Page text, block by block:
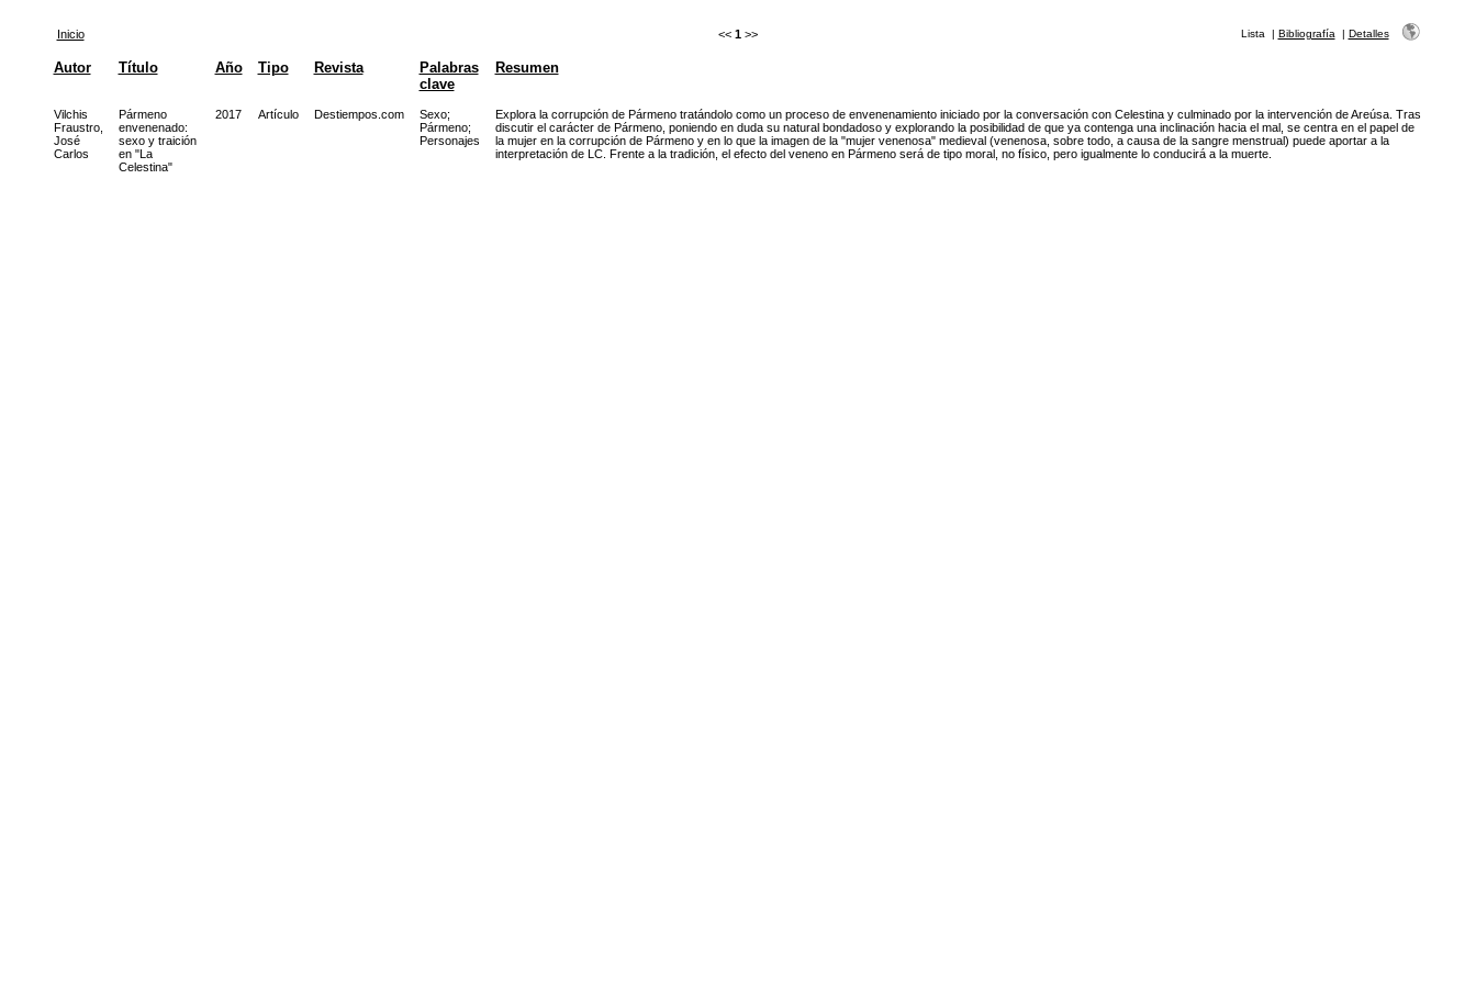
Inicio << 1 >> Lista | Bibliografía | Detalles
Autor Título Año Tipo Revista
Palabras
clave
Resumen
Vilchis
Fraustro,
José
Carlos
Pármeno
envenenado:
sexo y traición
en "La
Celestina"
2017 Artículo Destiempos.com Sexo;
Pármeno;
Personajes
Explora la corrupción de Pármeno tratándolo como un proceso de envenenamiento iniciado por la conversación con Celestina y culminado por la intervención de Areúsa. Tras
discutir el carácter de Pármeno, poniendo en duda su natural bondadoso y explorando la posibilidad de que ya contenga una inclinación hacia el mal, se centra en el papel de
la mujer en la corrupción de Pármeno y en lo que la imagen de la "mujer venenosa" medieval (venenosa, sobre todo, a causa de la sangre menstrual) puede aportar a la
interpretación de LC. Frente a la tradición, el efecto del veneno en Pármeno será de tipo moral, no físico, pero igualmente lo conducirá a la muerte.